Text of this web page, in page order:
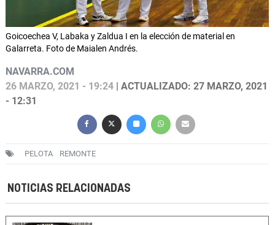
Goicoechea V, Labaka y Zaldua I en la elección de material en
Galarreta. Foto de Maialen Andrés.
NAVARRA.COM
26 MARZO, 2021 - 19:24 | ACTUALIZADO: 27 MARZO, 2021
- 12:31
PELOTA REMONTE
NOTICIAS RELACIONADAS